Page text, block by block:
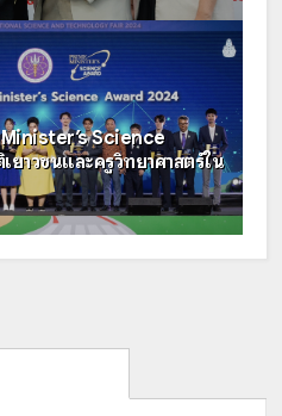
Science
ยาวชนและครูวิทยาศาสตร์ใน